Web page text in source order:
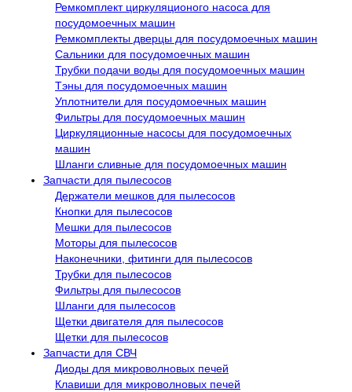
Ремкомплект циркуляционого насоса для
посудомоечных машин
Ремкомплекты дверцы для посудомоечных машин
Сальники для посудомоечных машин
Трубки подачи воды для посудомоечных машин
Тэны для посудомоечных машин
Уплотнители для посудомоечных машин
Фильтры для посудомоечных машин
Циркуляционные насосы для посудомоечных
машин
Шланги сливные для посудомоечных машин
Запчасти для пылесосов
Держатели мешков для пылесосов
Кнопки для пылесосов
Мешки для пылесосов
Моторы для пылесосов
Наконечники, фитинги для пылесосов
Трубки для пылесосов
Фильтры для пылесосов
Шланги для пылесосов
Щетки двигателя для пылесосов
Щетки для пылесосов
Запчасти для СВЧ
Диоды для микроволновых печей
Клавиши для микроволновых печей